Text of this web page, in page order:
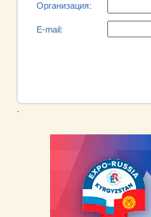
Организация:
E-mail: